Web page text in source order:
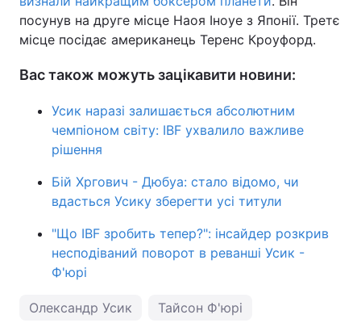
посунув на друге місце Наоя Іноуе з Японії. Третє
місце посідає американець Теренс Кроуфорд.
Вас також можуть зацікавити новини:
Усик наразі залишається абсолютним
чемпіоном світу: IBF ухвалило важливе
рішення
Бій Хргович - Дюбуа: стало відомо, чи
вдасться Усику зберегти усі титули
"Що IBF зробить тепер?": інсайдер розкрив
несподіваний поворот в реванші Усик -
Ф'юрі
Олександр Усик Тайсон Ф'юрі